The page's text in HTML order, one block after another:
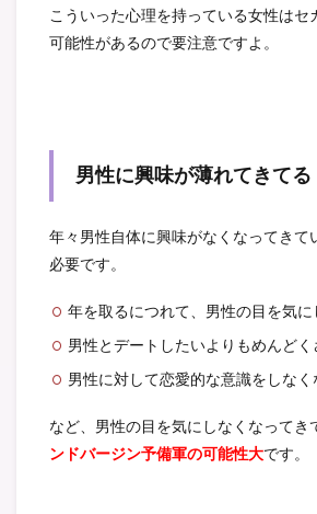
こういった心理を持っている女性はセ
可能性があるので要注意ですよ。
男性に興味が薄れてきてる
年々男性自体に興味がなくなってきて
必要です。
年を取るにつれて、男性の目を気に
男性とデートしたいよりもめんどく
男性に対して恋愛的な意識をしなく
など、男性の目を気にしなくなってき
ンドバージン予備軍の可能性大です。